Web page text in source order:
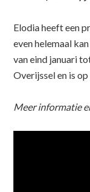
Elodia heeft een
even helemaal
van eind januari
Overijssel en is
Meer informatie